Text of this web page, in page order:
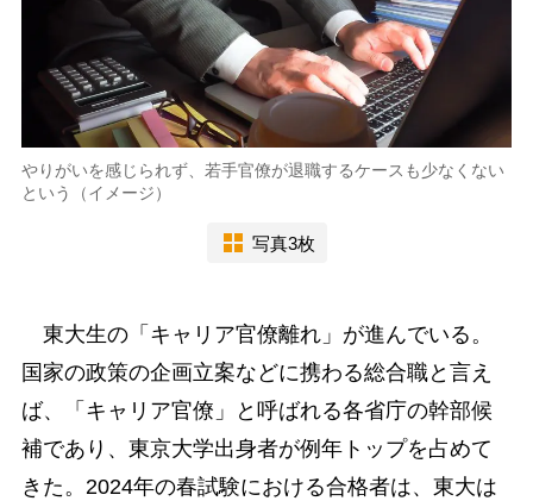
やりがいを感じられず、若手官僚が退職するケースも少なくない
という（イメージ）
写真3枚
東大生の「キャリア官僚離れ」が進んでいる。
国家の政策の企画立案などに携わる総合職と言え
ば、「キャリア官僚」と呼ばれる各省庁の幹部候
補であり、東京大学出身者が例年トップを占めて
きた。2024年の春試験における合格者は、東大は